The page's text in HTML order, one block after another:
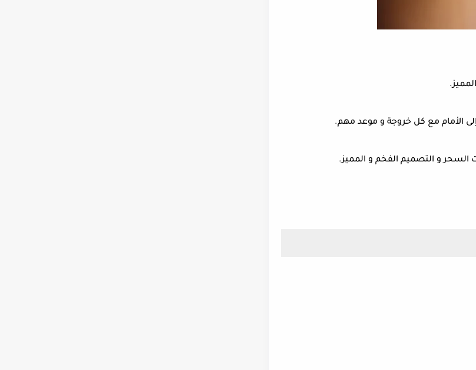
الأمام مع كل خروجة و موعد مهم.
السحر و التصميم الفخم و المميز.